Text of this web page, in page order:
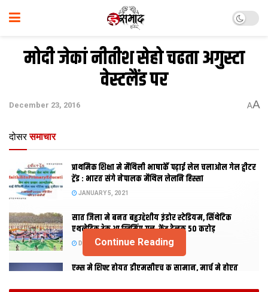
मोदी जेकां नीतीश सेहो चढता अगुस्टा
वेस्टलैंड पर
December 23, 2016 AA
दोसर समाचार
प्राथमिक शि‍क्षा मे मैथि‍ली भाषाकेँ पढ़ाई लेल चलाओल गेल ट्वीटर
ट्रेंड : भारत संगे नेपालक मैथिल लेलनि हिस्सा
JANUARY 5, 2021
सात जिला मे बनत बहुउद्देशीय इंडोर स्‍टेडि‍यम, सिंथेटिक
एथलेटिक ट्रेक आ स्विमिंग पुल, केंद्र देलक 50 करोड़
DECEMBER 26, 2020
एम्स मे शिफ्ट होयत डीएमसीएच क सामान, मार्च मे होएत
Continue Reading